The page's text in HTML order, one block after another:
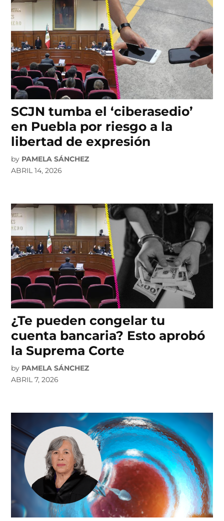
SCJN tumba el ‘ciberasedio’
en Puebla por riesgo a la
libertad de expresión
by PAMELA SÁNCHEZ
ABRIL 14, 2026
¿Te pueden congelar tu
cuenta bancaria? Esto aprobó
la Suprema Corte
by PAMELA SÁNCHEZ
ABRIL 7, 2026